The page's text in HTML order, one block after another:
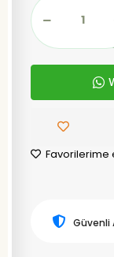
Favorilerime
Güvenli